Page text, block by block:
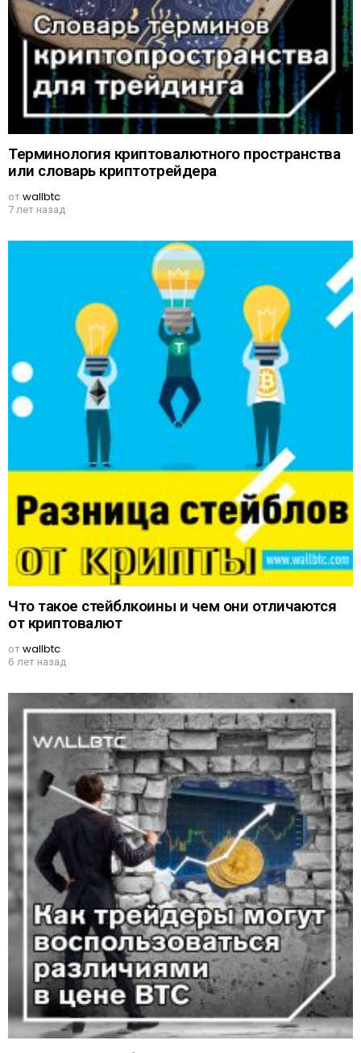
Терминология криптовалютного пространства
или словарь криптотрейдера
отwallbtc
7 лет назад
Что такое стейблкоины и чем они отличаются
от криптовалют
отwallbtc
6 лет назад